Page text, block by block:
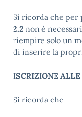
Si ricorda che per
2.2 non è
riempire solo un
di inserire la
ISCRIZIONE ALLE
Si ricorda che